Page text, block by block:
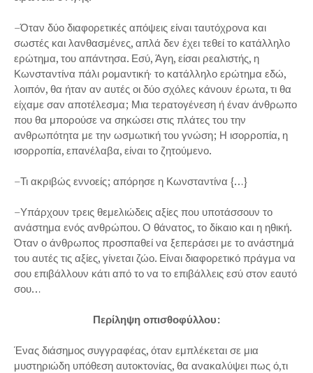
–Όταν δύο διαφορετικές απόψεις είναι ταυτόχρονα και
σωστές και λανθασμένες, απλά δεν έχει τεθεί το κατάλληλο
ερώτημα, του απάντησα. Εσύ, Άγη, είσαι ρεαλιστής, η
Κωνσταντίνα πάλι ρομαντική· το κατάλληλο ερώτημα εδώ,
λοιπόν, θα ήταν αν αυτές οι δύο σχόλες κάνουν έρωτα, τι θα
είχαμε σαν αποτέλεσμα; Μια τερατογένεση ή έναν άνθρωπο
που θα μπορούσε να σηκώσει στις πλάτες του την
ανθρωπότητα με την ωσμωτική του γνώση; Η ισορροπία, η
ισορροπία, επανέλαβα, είναι το ζητούμενο.
–Τι ακριβώς εννοείς; απόρησε η Κωνσταντίνα {…}
–Υπάρχουν τρεις θεμελιώδεις αξίες που υποτάσσουν το
ανάστημα ενός ανθρώπου. Ο θάνατος, το δίκαιο και η ηθική.
Όταν ο άνθρωπος προσπαθεί να ξεπεράσει με το ανάστημά
του αυτές τις αξίες, γίνεται ζώο. Είναι διαφορετικό πράγμα να
σου επιβάλλουν κάτι από το να το επιβάλλεις εσύ στον εαυτό
σου…
Περίληψη οπισθοφύλλου:
Ένας διάσημος συγγραφέας, όταν εμπλέκεται σε μια
μυστηριώδη υπόθεση αυτοκτονίας, θα ανακαλύψει πως ό,τι